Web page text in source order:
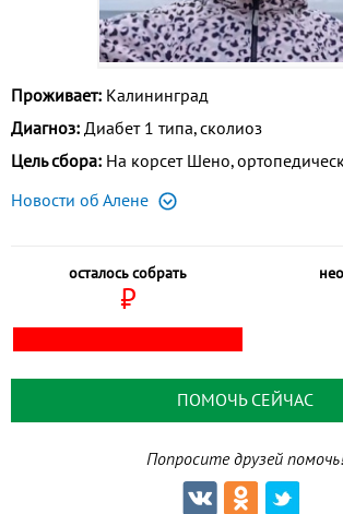
Проживает: Калининград
Диагноз: Диабет 1 типа, сколиоз
Цель сбора: На корсет Шено,
Новости об Алене
осталось собрать
⃏
ПОМОЧЬ СЕЙЧАС
Попросите друзей помочь!